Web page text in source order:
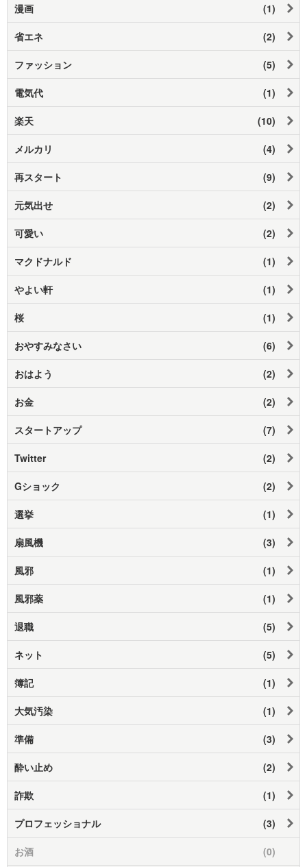
漫画 (1)
省エネ (2)
ファッション (5)
電気代 (1)
楽天 (10)
メルカリ (4)
再スタート (9)
元気出せ (2)
可愛い (2)
マクドナルド (1)
やよい軒 (1)
桜 (1)
おやすみなさい (6)
おはよう (2)
お金 (2)
スタートアップ (7)
Twitter (2)
Gショック (2)
選挙 (1)
扇風機 (3)
風邪 (1)
風邪薬 (1)
退職 (5)
ネット (5)
簿記 (1)
大気汚染 (1)
準備 (3)
酔い止め (2)
詐欺 (1)
プロフェッショナル (3)
お酒 (0)